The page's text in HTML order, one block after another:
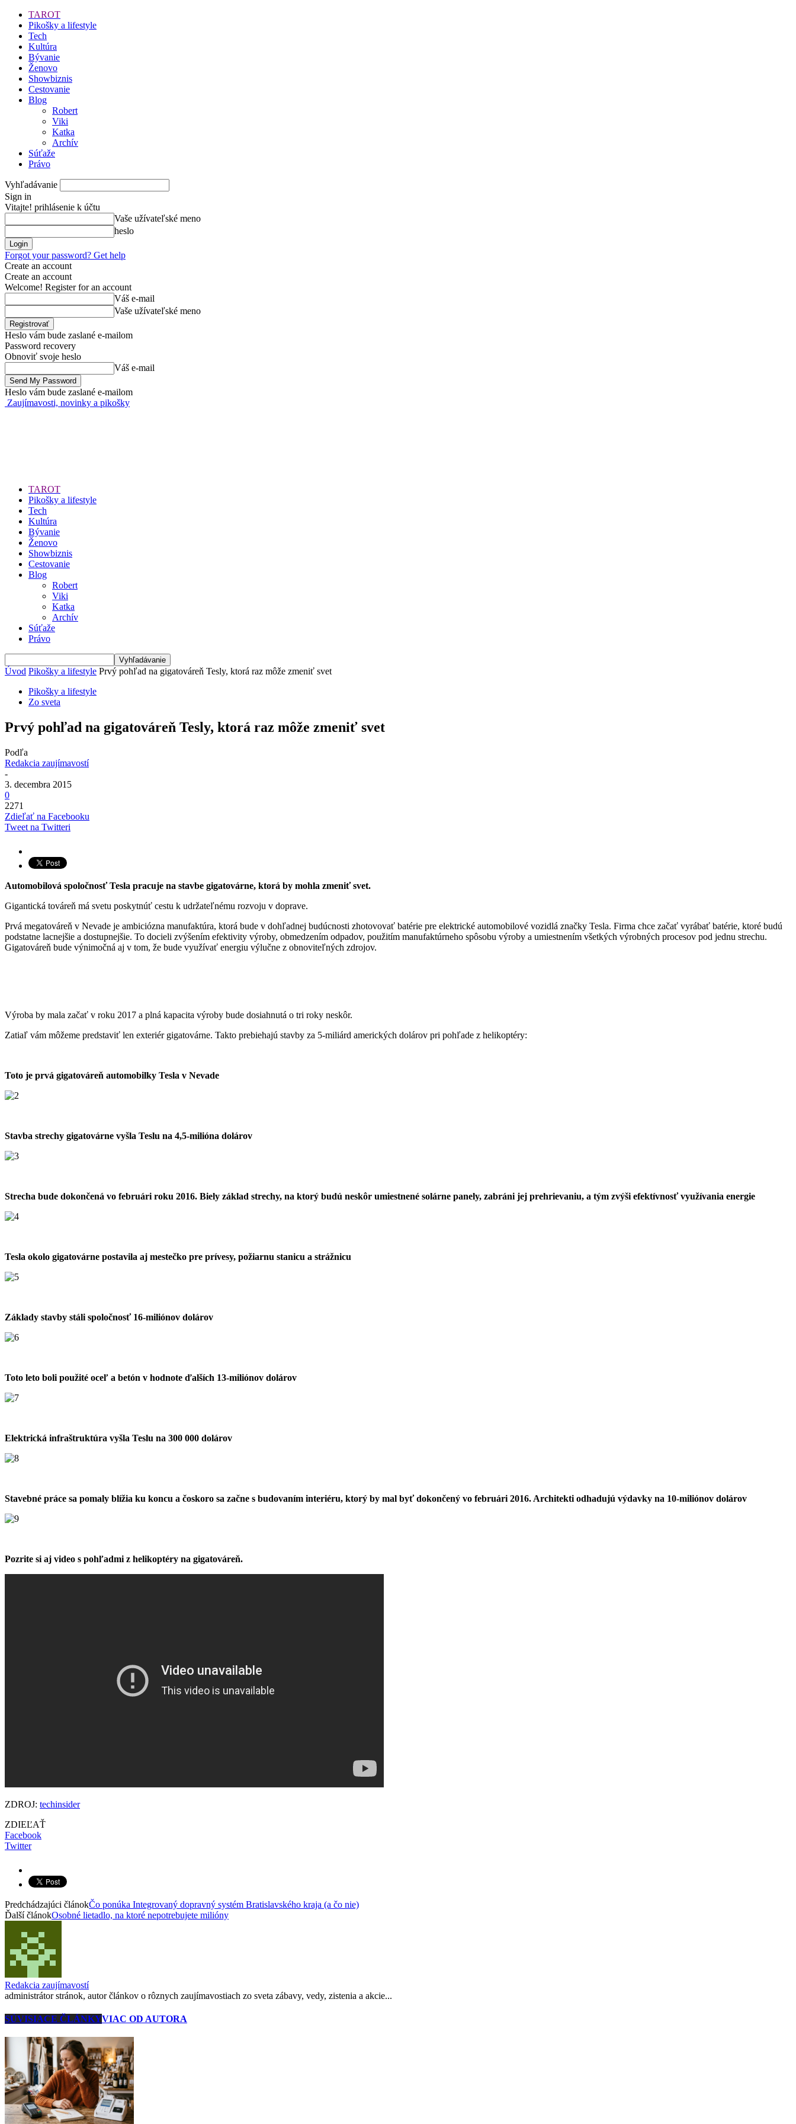
TAROT
Pikošky a lifestyle
Tech
Kultúra
Bývanie
Ženovo
Showbiznis
Cestovanie
Blog
Robert
Viki
Katka
Archív
Súťaže
Právo
Vyhľadávanie
Sign in
Vitajte! prihlásenie k účtu
Vaše užívateľské meno
heslo
Forgot your password? Get help
Create an account
Create an account
Welcome! Register for an account
Váš e-mail
Vaše užívateľské meno
Heslo vám bude zaslané e-mailom
Password recovery
Obnoviť svoje heslo
Váš e-mail
Heslo vám bude zaslané e-mailom
Zaujímavosti, novinky a pikošky
TAROT
Pikošky a lifestyle
Tech
Kultúra
Bývanie
Ženovo
Showbiznis
Cestovanie
Blog
Robert
Viki
Katka
Archív
Súťaže
Právo
Úvod Pikošky a lifestyle Prvý pohľad na gigatováreň Tesly, ktorá raz môže zmeniť svet
Pikošky a lifestyle
Zo sveta
Prvý pohľad na gigatováreň Tesly, ktorá raz môže zmeniť svet
Podľa
Redakcia zaujímavostí
-
3. decembra 2015
0
2271
Zdieľať na Facebooku
Tweet na Twitteri
Automobilová spoločnosť Tesla pracuje na stavbe gigatovárne, ktorá by mohla zmeniť svet.
Gigantická továreň má svetu poskytnúť cestu k udržateľnému rozvoju v doprave.
Prvá megatováreň v Nevade je ambiciózna manufaktúra, ktorá bude v dohľadnej budúcnosti zhotovovať batérie pre elektrické automobilové vozidlá značky Tesla. Firma chce začať vyrábať batérie, ktoré budú
podstatne lacnejšie a dostupnejšie. To docieli zvýšením efektivity výroby, obmedzením odpadov, použitím manufaktúrneho spôsobu výroby a umiestnením všetkých výrobných procesov pod jednu strechu.
Gigatováreň bude výnimočná aj v tom, že bude využívať energiu výlučne z obnoviteľných zdrojov.
Výroba by mala začať v roku 2017 a plná kapacita výroby bude dosiahnutá o tri roky neskôr.
Zatiaľ vám môžeme predstaviť len exteriér gigatovárne. Takto prebiehajú stavby za 5-miliárd amerických dolárov pri pohľade z helikoptéry:
Toto je prvá gigatováreň automobilky Tesla v Nevade
Stavba strechy gigatovárne vyšla Teslu na 4,5-milióna dolárov
Strecha bude dokončená vo februári roku 2016. Biely základ strechy, na ktorý budú neskôr umiestnené solárne panely, zabráni jej prehrievaniu, a tým zvýši efektívnosť využívania energie
Tesla okolo gigatovárne postavila aj mestečko pre prívesy, požiarnu stanicu a strážnicu
Základy stavby stáli spoločnosť 16-miliónov dolárov
Toto leto boli použité oceľ a betón v hodnote ďalších 13-miliónov dolárov
Elektrická infraštruktúra vyšla Teslu na 300 000 dolárov
Stavebné práce sa pomaly blížia ku koncu a čoskoro sa začne s budovaním interiéru, ktorý by mal byť dokončený vo februári 2016. Architekti odhadujú výdavky na 10-miliónov dolárov
Pozrite si aj video s pohľadmi z helikoptéry na gigatováreň.
ZDROJ: techinsider
ZDIEĽAŤ
Facebook
Twitter
Predchádzajúci článokČo ponúka Integrovaný dopravný systém Bratislavského kraja (a čo nie)
Ďalší článokOsobné lietadlo, na ktoré nepotrebujete milióny
Redakcia zaujímavostí
administrátor stránok, autor článkov o rôznych zaujímavostiach zo sveta zábavy, vedy, zistenia a akcie...
SÚVISIACE ČLÁNKYVIAC OD AUTORA